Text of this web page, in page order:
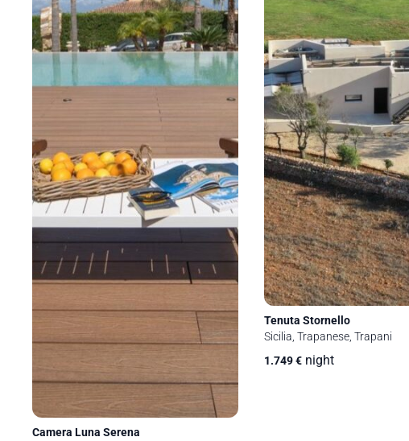
Camera Luna Serena
Tenuta Stornello
Sicilia, Trapanese, Trapani
1.749€ night